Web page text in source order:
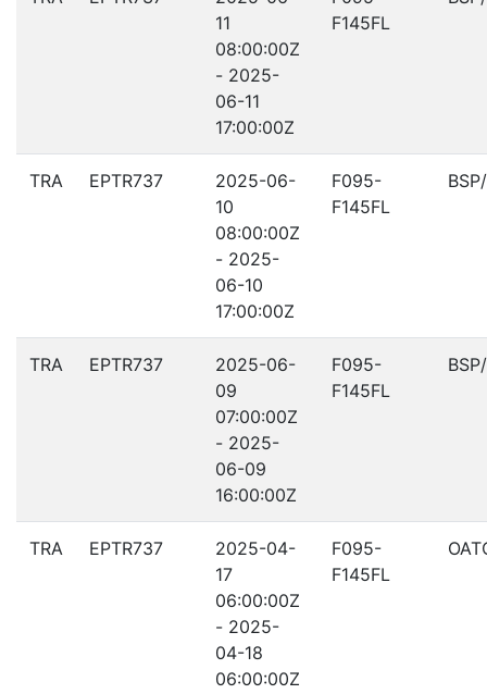
11
08:00:00Z
- 2025-
06-11
17:00:00Z
F145FL
TRA EPTR737
2025-06-
10
08:00:00Z
- 2025-
06-10
17:00:00Z
F095-
F145FL
TRA EPTR737
2025-06-
09
07:00:00Z
- 2025-
06-09
16:00:00Z
F095-
F145FL
TRA EPTR737
2025-04-
17
06:00:00Z
- 2025-
04-18
06:00:00Z
F095-
F145FL